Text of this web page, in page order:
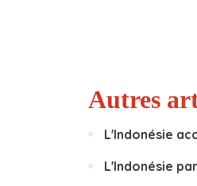
Autres
L'Indonésie
L'Indonésie